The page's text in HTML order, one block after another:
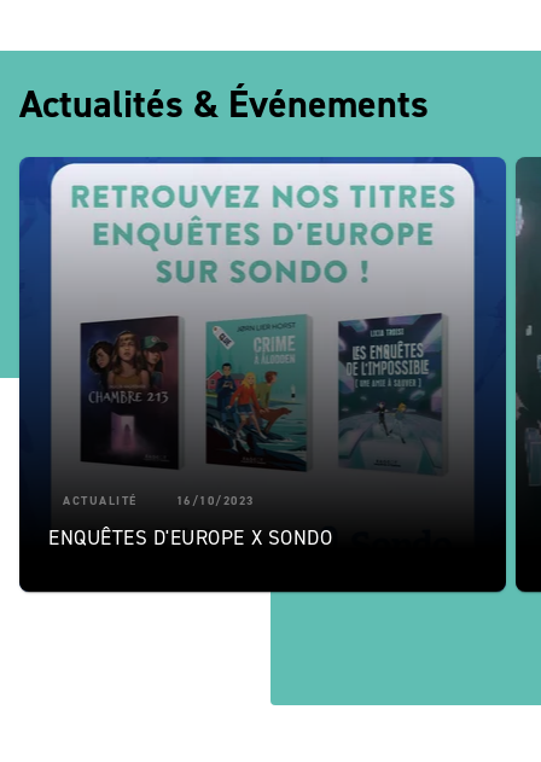
Actualités & Événements
ACTUALITÉ 16/10/2023
ENQUÊTES D'EUROPE X SONDO